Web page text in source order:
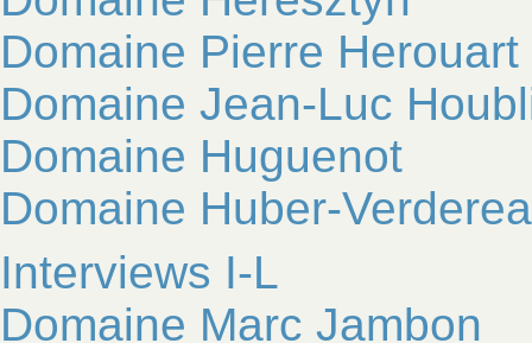
Domaine Pierre Herouart
Domaine Jean-Luc
Domaine Huguenot
Domaine Huber-
Interviews I-L
Domaine Marc Jambon